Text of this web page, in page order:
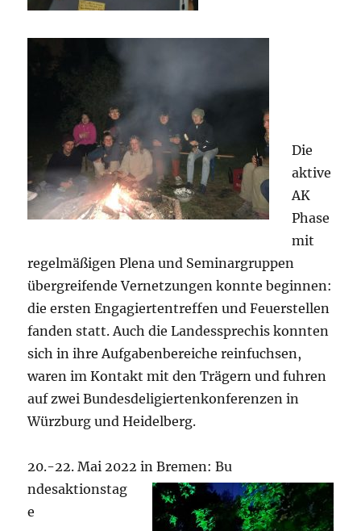
Die
aktive
AK
Phase
mit
regelmäßigen Plena und Seminargruppen
übergreifende Vernetzungen konnte beginnen:
die ersten Engagiertentreffen und Feuerstellen
fanden statt. Auch die Landessprechis konnten
sich in ihre Aufgabenbereiche reinfuchsen,
waren im Kontakt mit den Trägern und fuhren
auf zwei Bundesdeligiertenkonferenzen in
Würzburg und Heidelberg.
20.-22. Mai 2022 in Bremen: Bu
ndesaktionstag
e